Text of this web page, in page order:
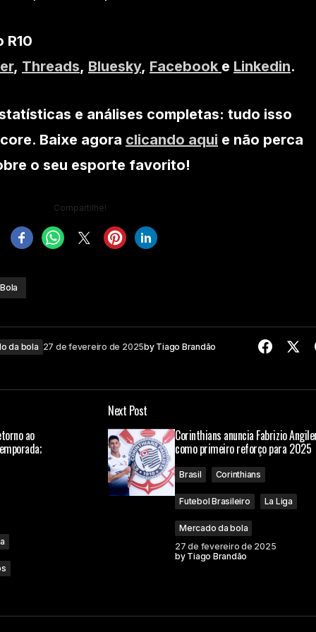
R10
, Threads, Bluesky, Facebook e Linkedin.
e análises completas: tudo isso
Baixe agora clicando aqui e não perca
o seu esporte favorito!
Compartilhe!
da bola 27 de fevereiro de 2025by Tiago Brandão
ao
Next Post
Corinthians anuncia Fabrizio
como primeiro reforço para 2025
Brasil Corinthians
Futebol Brasileiro La Liga
Mercado da bola
27 de fevereiro de 2025
by Tiago Brandão